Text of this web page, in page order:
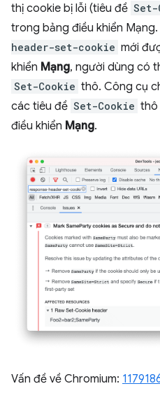
thị cookie bị lỗi (tiêu đề Set-
trong bảng điều khiển
header-set-cookie mới
khiển Mạng, người dùng có
Set-Cookie thô. Công cụ
các tiêu đề Set-Cookie thô
điều khiển Mạng.
Vấn đề về Chromium: